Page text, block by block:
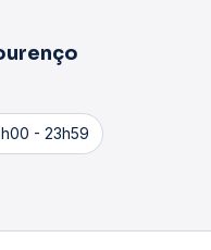
- 23h59